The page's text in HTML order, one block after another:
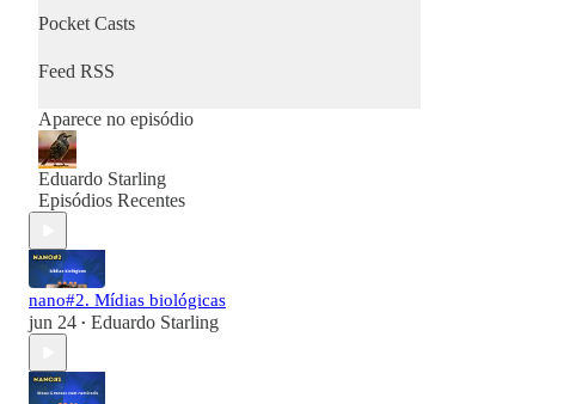
Pocket Casts
Feed RSS
Aparece no episódio
Eduardo Starling
Episódios Recentes
nano#2. Mídias biológicas
jun 24 • Eduardo Starling